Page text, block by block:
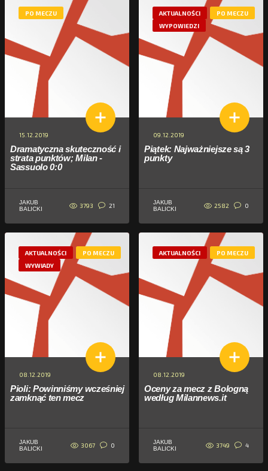
PO MECZU
15.12.2019
Dramatyczna skuteczność i
strata punktów; Milan -
Sassuolo 0:0
JAKUB
BALICKI
3793 21
AKTUALNOŚCI
PO MECZU
WYPOWIEDZI
09.12.2019
Piątek: Najważniejsze są 3
punkty
JAKUB
BALICKI
2582 0
AKTUALNOŚCI
PO MECZU
WYWIADY
08.12.2019
Pioli: Powinniśmy wcześniej
zamknąć ten mecz
JAKUB
BALICKI
3067 0
AKTUALNOŚCI PO MECZU
08.12.2019
Oceny za mecz z Bologną
według Milannews.it
JAKUB
BALICKI
3749 4